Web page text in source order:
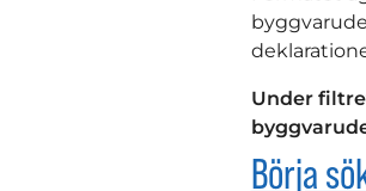
Under
Börja